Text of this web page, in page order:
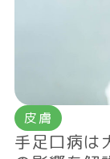
皮膚
手足口病は